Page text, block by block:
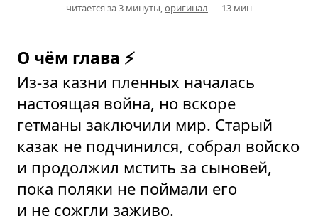
читается за 3 минуты,оригинал — 13 мин
О чём глава ⚡
Из-за казни пленных началась
настоящая война, но вскоре
гетманы заключили мир. Старый
казак не подчинился, собрал войско
и продолжил мстить за сыновей,
пока поляки не поймали его
и не сожгли заживо.